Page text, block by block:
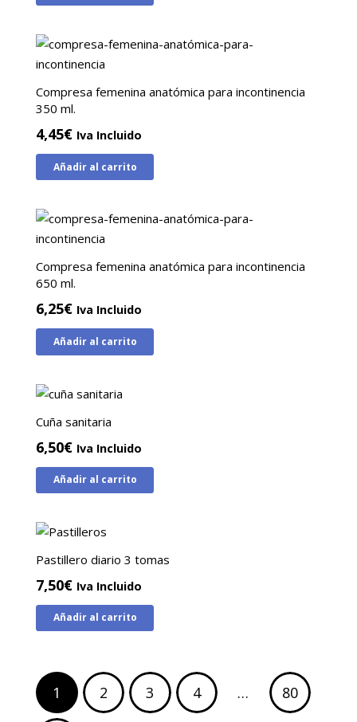
Compresa femenina anatómica para incontinencia
350 ml.
4,45€ Iva Incluido
Añadir al carrito
Compresa femenina anatómica para incontinencia
650 ml.
6,25€ Iva Incluido
Añadir al carrito
Cuña sanitaria
6,50€ Iva Incluido
Añadir al carrito
Pastillero diario 3 tomas
7,50€ Iva Incluido
Añadir al carrito
Paginación
de
1 2 3 4 … 80